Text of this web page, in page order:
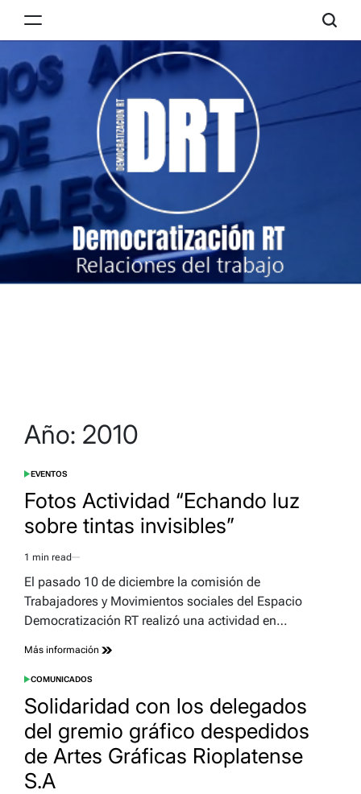
RT
Año: 2010
POSTED
EVENTOS
Fotos Actividad “Echando luz
sobre tintas invisibles”
Estimated
read
time
1 min read
El pasado 10 de diciembre la comisión de
Trabajadores y Movimientos sociales del Espacio
Democratización RT realizó una actividad en…
Más información
POSTED
IN
COMUNICADOS
Solidaridad con los delegados
del gremio gráfico despedidos
de Artes Gráficas Rioplatense
S.A